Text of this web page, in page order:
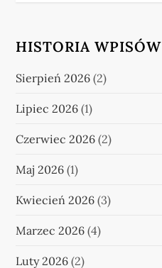
HISTORIA WPISÓW
Sierpień 2026 (2)
Lipiec 2026 (1)
Czerwiec 2026 (2)
Maj 2026 (1)
Kwiecień 2026 (3)
Marzec 2026 (4)
Luty 2026 (2)